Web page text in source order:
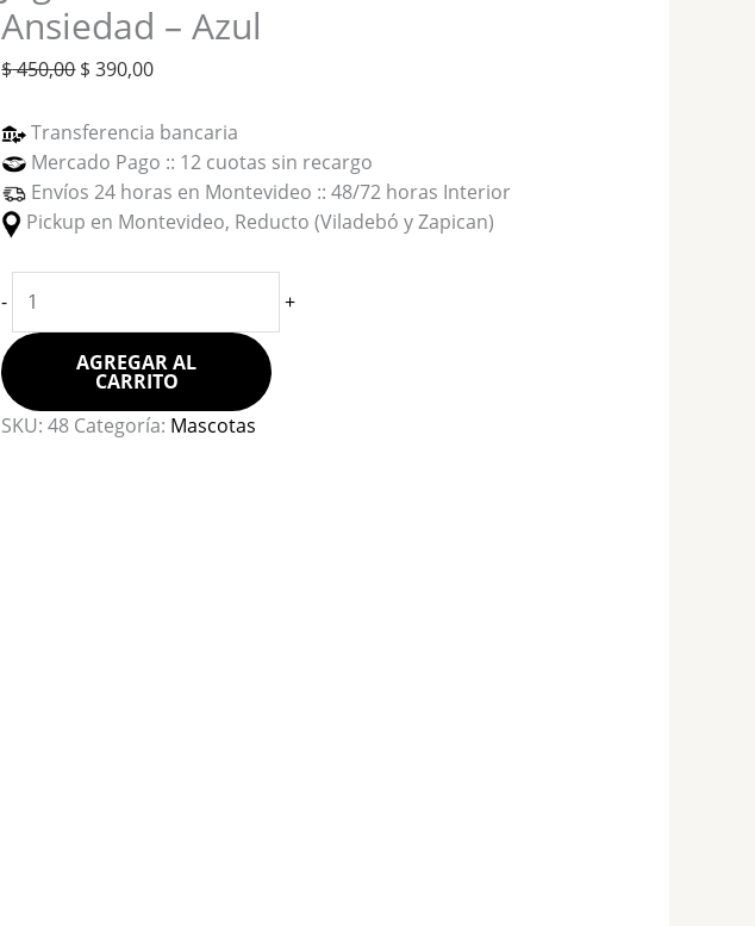
Ansiedad – Azul
$450,00 $ 390,00
Transferencia bancaria
Mercado Pago :: 12 cuotas sin recargo
Envíos 24 horas en Montevideo :: 48/72 horas Interior
Pickup en Montevideo, Reducto (Viladebó y Zapican)
- +
AGREGAR AL
CARRITO
SKU:48 Categoría: Mascotas